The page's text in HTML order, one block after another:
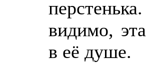
видимо,
в её душе.